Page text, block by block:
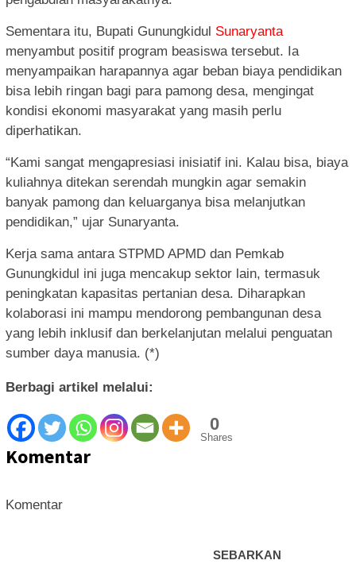
Sementara itu, Bupati Gunungkidul Sunaryanta
menyambut positif program beasiswa tersebut. Ia
menyampaikan harapannya agar beban biaya pendidikan
bisa lebih ringan bagi para pamong desa, mengingat
kondisi ekonomi masyarakat yang masih perlu
diperhatikan.
“Kami sangat mengapresiasi inisiatif ini. Kalau bisa, biaya
kuliahnya ditekan serendah mungkin agar semakin
banyak pamong dan keluarganya bisa melanjutkan
pendidikan,” ujar Sunaryanta.
Kerja sama antara STPMD APMD dan Pemkab
Gunungkidul ini juga mencakup sektor lain, termasuk
peningkatan kapasitas pertanian desa. Diharapkan
kolaborasi ini mampu mendorong pembangunan desa
yang lebih inklusif dan berkelanjutan melalui penguatan
sumber daya manusia. (*)
Berbagi artikel melalui:
0
Shares
Komentar
Komentar
SEBARKAN